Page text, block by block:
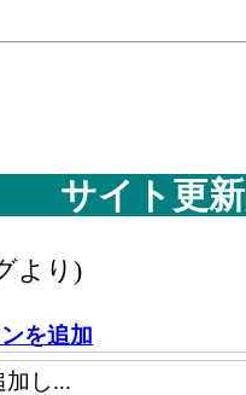
サイト更
より)
を追加
加し...